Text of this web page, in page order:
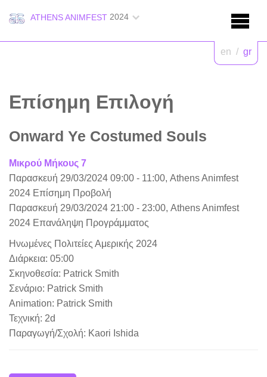
ATHENS ANIMFEST 2024
en / gr
Επίσημη Επιλογή
Onward Ye Costumed Souls
Μικρού Μήκους 7
Παρασκευή 29/03/2024 09:00 - 11:00, Athens Animfest
2024 Επίσημη Προβολή
Παρασκευή 29/03/2024 21:00 - 23:00, Athens Animfest
2024 Επανάληψη Προγράμματος
Ηνωμένες Πολιτείες Αμερικής 2024
Διάρκεια: 05:00
Σκηνοθεσία: Patrick Smith
Σενάριο: Patrick Smith
Animation: Patrick Smith
Τεχνική: 2d
Παραγωγή/Σχολή: Kaori Ishida